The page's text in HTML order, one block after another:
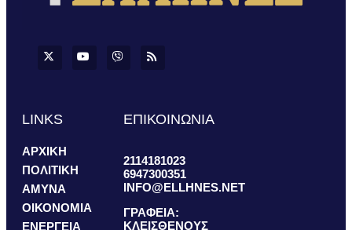
LINKS
ΑΡΧΙΚΗ
ΠΟΛΙΤΙΚΗ
ΑΜΥΝΑ
ΟΙΚΟΝΟΜΙΑ
ΕΝΕΡΓΕΙΑ
ΕΠΙΚΟΙΝΩΝΙΑ
2114181023
6947300351
INFO@ELLHNES.NET
ΓΡΑΦΕΙΑ:
ΚΛΕΙΣΘΕΝΟΥΣ